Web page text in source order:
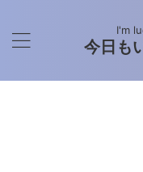
I'm
今日も